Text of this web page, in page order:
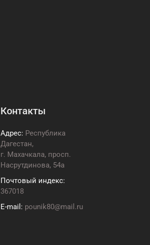
Контакты
Адрес: Республика
Дагестан,
г. Махачкала, просп.
Насрутдинова, 54а
Почтовый индекс:
367018
E-mail: pounik80@mail.ru